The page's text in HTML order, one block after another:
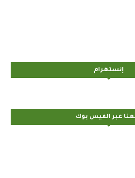
إنستغرام
عبر الفيس بوك